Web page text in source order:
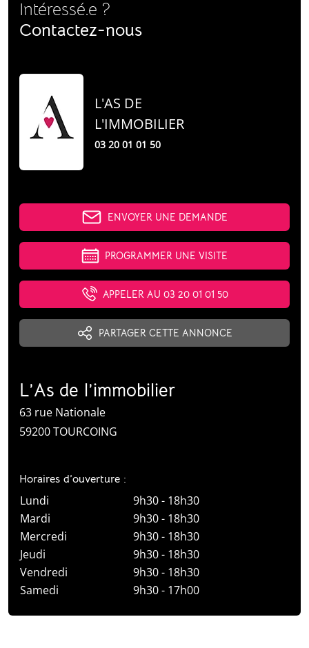
Intéressé.e ?
Contactez-nous
L'AS DE
L'IMMOBILIER
03 20 01 01 50
ENVOYER UNE DEMANDE
PROGRAMMER UNE VISITE
APPELER AU 03 20 01 01 50
PARTAGER CETTE ANNONCE
L’As de l’immobilier
63 rue Nationale
59200 TOURCOING
Horaires d’ouverture :
Lundi
9h30 - 18h30
Mardi
9h30 - 18h30
Mercredi
9h30 - 18h30
Jeudi
9h30 - 18h30
Vendredi
9h30 - 18h30
Samedi
9h30 - 17h00